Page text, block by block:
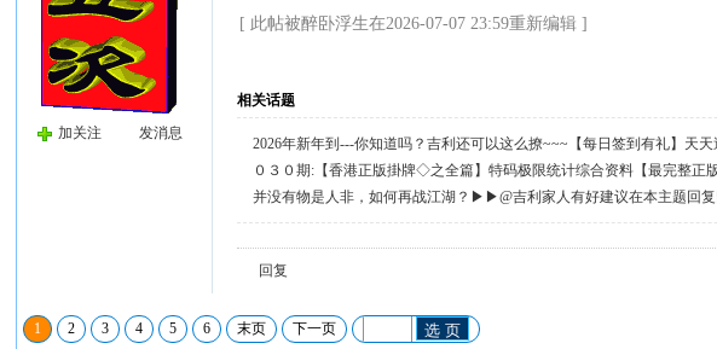
加关注 发消息
[ 此帖被醉卧浮生在2026-07-07 23:59重新编辑 ]
相关话题
2026年新年到---你知道吗？吉利还可以这么撩~~~【每日签到有礼】天天
０３０期:【香港正版掛牌◇之全篇】特码极限统计综合资料【最完整
并没有物是人非，如何再战江湖？▶▶@吉利家人有好建议在本主题回
回复
1 2 3 4 5 6 末页 下一页 选 页